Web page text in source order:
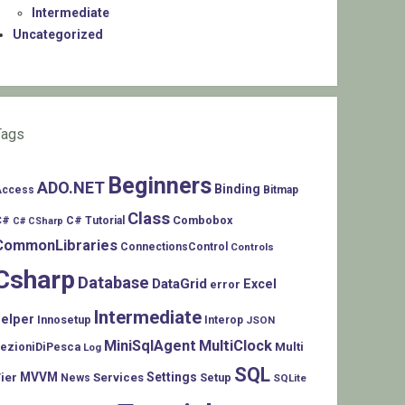
Intermediate
Uncategorized
ADO.NET Beginners Binding Bitmap
C# CSharp C# Tutorial Class Combobox
ConnectionsControl Controls
Database DataGrid error Excel
Innosetup Intermediate Interop JSON
Log MiniSqlAgent MultiClock Multi
MVVM News Services Settings Setup SQL SQLite